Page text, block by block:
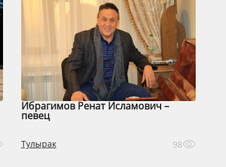
Ибрагимов Ренат Исламович –
певец
Тулырак 98